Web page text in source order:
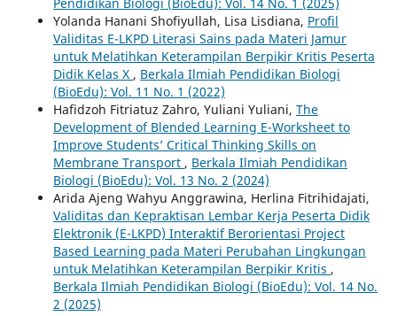
Yolanda Hanani Shofiyullah, Lisa Lisdiana, Profil
Validitas E-LKPD Literasi Sains pada Materi Jamur
untuk Melatihkan Keterampilan Berpikir Kritis Peserta
Didik Kelas X , Berkala Ilmiah Pendidikan Biologi
(BioEdu): Vol. 11 No. 1 (2022)
Hafidzoh Fitriatuz Zahro, Yuliani Yuliani, The
Development of Blended Learning E-Worksheet to
Improve Students’ Critical Thinking Skills on
Membrane Transport , Berkala Ilmiah Pendidikan
Biologi (BioEdu): Vol. 13 No. 2 (2024)
Arida Ajeng Wahyu Anggrawina, Herlina Fitrihidajati,
Validitas dan Kepraktisan Lembar Kerja Peserta Didik
Elektronik (E-LKPD) Interaktif Berorientasi Project
Based Learning pada Materi Perubahan Lingkungan
untuk Melatihkan Keterampilan Berpikir Kritis ,
Berkala Ilmiah Pendidikan Biologi (BioEdu): Vol. 14 No.
2 (2025)